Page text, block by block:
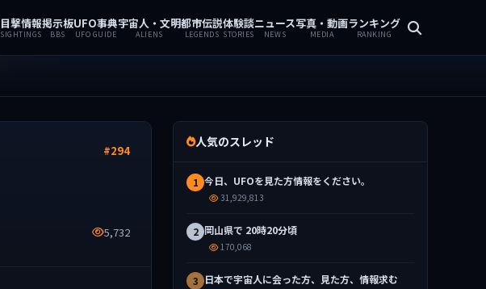
目撃情報
SIGHTINGS
掲示板
BBS
UFO事典
UFO GUIDE
宇宙人・文明
ALIENS
都市伝説
LEGENDS
体験談
STORIES
ニュース
NEWS
写真・動画
MEDIA
ランキング
RANKING
#294
5,732
人気のスレッド
1 今日、UFOを見た方情報をください。
31,929,813
2 岡山県で 20時20分頃
170,068
3 日本で宇宙人に会った方、見た方、情報求む